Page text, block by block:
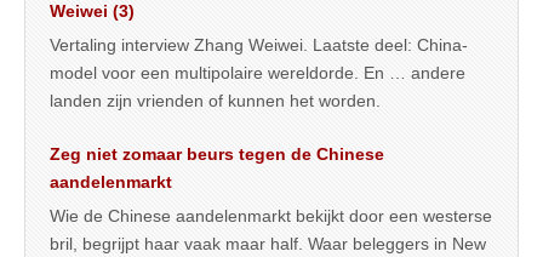
Weiwei (3)
Vertaling interview Zhang Weiwei. Laatste deel: China-
model voor een multipolaire wereldorde. En … andere
landen zijn vrienden of kunnen het worden.
Zeg niet zomaar beurs tegen de Chinese
aandelenmarkt
Wie de Chinese aandelenmarkt bekijkt door een westerse
bril, begrijpt haar vaak maar half. Waar beleggers in New